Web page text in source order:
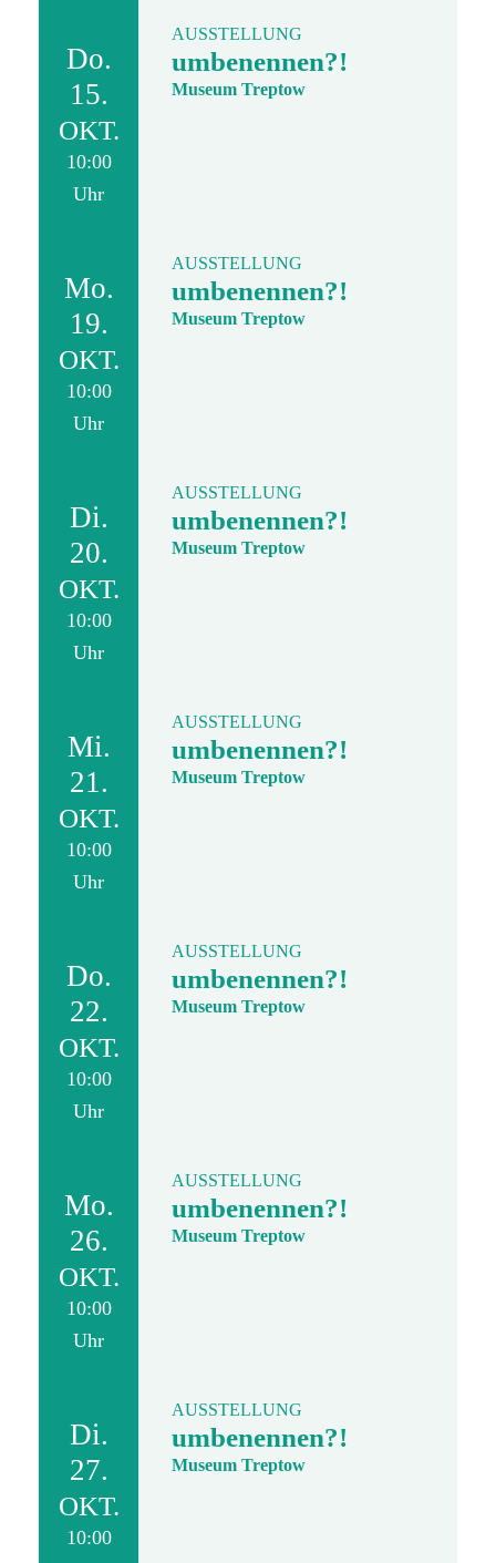
Do.
15.
OKT.
10:00
Uhr
AUSSTELLUNG
umbenennen?!
Museum Treptow
Mo.
19.
OKT.
10:00
Uhr
AUSSTELLUNG
umbenennen?!
Museum Treptow
Di.
20.
OKT.
10:00
Uhr
AUSSTELLUNG
umbenennen?!
Museum Treptow
Mi.
21.
OKT.
10:00
Uhr
AUSSTELLUNG
umbenennen?!
Museum Treptow
Do.
22.
OKT.
10:00
Uhr
AUSSTELLUNG
umbenennen?!
Museum Treptow
Mo.
26.
OKT.
10:00
Uhr
AUSSTELLUNG
umbenennen?!
Museum Treptow
Di.
27.
OKT.
10:00
AUSSTELLUNG
umbenennen?!
Museum Treptow